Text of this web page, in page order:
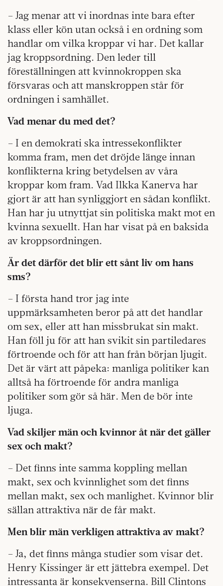
– Jag menar att vi inordnas inte bara efter
klass eller kön utan också i en ordning som
handlar om vilka kroppar vi har. Det kallar
jag kroppsordning. Den leder till
föreställningen att kvinnokroppen ska
försvaras och att manskroppen står för
ordningen i samhället.
Vad menar du med det?
– I en demokrati ska intressekonflikter
komma fram, men det dröjde länge innan
konflikterna kring betydelsen av våra
kroppar kom fram. Vad Ilkka Kanerva har
gjort är att han synliggjort en sådan konflikt.
Han har ju utnyttjat sin politiska makt mot en
kvinna sexuellt. Han har visat på en baksida
av kroppsordningen.
Är det därför det blir ett sånt liv om hans
sms?
– I första hand tror jag inte
uppmärksamheten beror på att det handlar
om sex, eller att han missbrukat sin makt.
Han föll ju för att han svikit sin partiledares
förtroende och för att han från början ljugit.
Det är värt att påpeka: manliga politiker kan
alltså ha förtroende för andra manliga
politiker som gör så här. Men de bör inte
ljuga.
Vad skiljer män och kvinnor åt när det gäller
sex och makt?
– Det finns inte samma koppling mellan
makt, sex och kvinnlighet som det finns
mellan makt, sex och manlighet. Kvinnor blir
sällan attraktiva när de får makt.
Men blir män verkligen attraktiva av makt?
– Ja, det finns många studier som visar det.
Henry Kissinger är ett jättebra exempel. Det
intressanta är konsekvenserna. Bill Clintons